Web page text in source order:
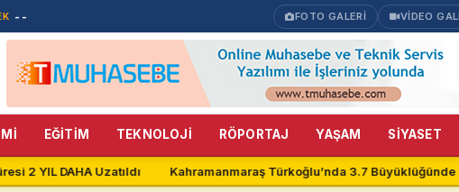
-- FOTO GALERİ VİDEO
EĞİTİM TEKNOLOJİ RÖPORTAJ YAŞAM SİYASET
2 YIL DAHA Uzatıldı Kahramanmaraş Türkoğlu’nda 3.7 Büyüklüğünde